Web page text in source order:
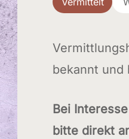
bekannt
Bei
bitte direkt